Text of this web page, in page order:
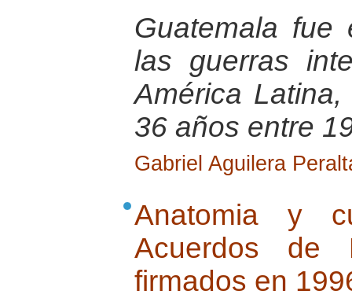
Guatemala fue
las guerras
América
36 años entre
Gabriel Aguilera
Anatomia y
Acuerdos de
firmados en